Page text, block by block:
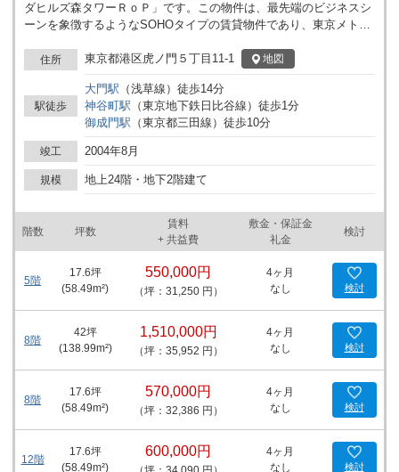
ダヒルズ森タワーＲｏＰ」です。この物件は、最先端のビジネスシ
ーンを象徴するようなSOHOタイプの賃貸物件であり、東京メトロ
誇ります。さらに、3駅以上を利用できる好立地に位置しており、
都内への移動が非常に便利です。これは、ビジネスの機動力を高め
る上で大きなアドバンテージと言えるでしょう。 「オランダヒルズ
森タワーＲｏＰ」の最大の特徴は、SOHO・事務所利用が相談可能
であることです。現代の多様なワークスタイルに対応するための設
計がなされており、自宅での仕事はもちろん、小規模なオフィスと
しての活用も可能です。そのため、スタートアップ企業やフリーラ
ンサー、クリエイティブな業種の方々にとって理想的な環境を提供
しています。 設備に関しても、館内にはラウンジや貸会議室が完備
されており、ビジネスシーンにおいて必要とされる様々な機能を併
せ持っています。屋上のテラスからは、東京の都心を一望できる絶
景を楽しめます。このような共有スペースは、ビジネスのみなら
ず、住人同士のコミュニケーションの場としても活用できるため、
様々なネットワーキングの機会を提供します。 エリアとしての港区
虎ノ門は、国際的なビジネス街としての地位を確立しており、多数
の国内外企業がオフィスを構え、ビジネスの中心地として栄えてい
ます。このエリアに物件を構えることは、企業イメージの向上にも
繋がります。また、近隣にはレストランやカフェ、商業施設が充実
ワーＲｏＰ」は、立地、設備、環境すべてにおいてビジネスの成功
をサポートする理想的な物件です。このエリアの相場観も踏まえる
と、この物件は非常に魅力的な投資対象と言えるでしょう。ビジネ
スの拠点として、また新たな働き方を実現する場所として、「オラ
ンダヒルズ森タワーＲｏＰ」をぜひご検討ください。
住所 東京都港区虎ノ門５丁目11-1 地図
駅徒歩
大門駅 （浅草線 ） 徒歩14分
神谷町駅 （東京地下鉄日比谷線 ） 徒歩1分
御成門駅 （東京都三田線 ） 徒歩10分
竣工 2004年8月
規模 地上24階・地下2階建て
階数 坪数
賃料
+ 共益費
敷金・保証金
礼金
検討
5階
17.6坪
(58.49m²)
550,000円
（坪：31,250 円）
4ヶ月
なし
検討
8階
42坪
(138.99m²)
1,510,000円
（坪：35,952 円）
4ヶ月
なし
検討
8階
17.6坪
(58.49m²)
570,000円
（坪：32,386 円）
4ヶ月
なし
検討
12階
17.6坪
(58.49m²)
600,000円
4ヶ月
なし
検討